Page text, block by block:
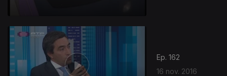
Ep. 162
16 nov. 2016